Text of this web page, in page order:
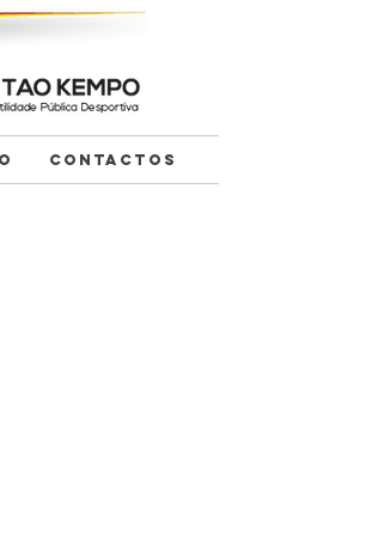
CONTACTOS